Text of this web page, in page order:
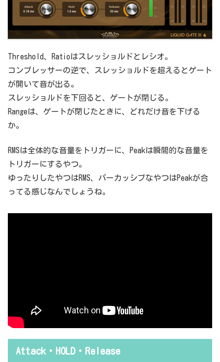
Threshold、Ratioはスレッショルドとレシオ。
コンプレッサーの逆で、スレッショルドを超えるとゲート
が開いて音が出る。
スレッショルドを下回ると、ゲートが閉じる。
Rangeは、ゲートが閉じたときに、どれだけ音を下げる
か。
RMSは全体的な音量をトリガーに、Peakは瞬間的な音量を
トリガーにするやつ。
ゆったりしたやつはRMS、パーカッシブなやつはPeakが合
ってる感じなんでしょうね。
Attack・HOLD・Release